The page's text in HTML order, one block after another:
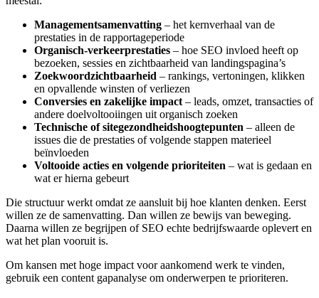
Managementsamenvatting – het kernverhaal van de
prestaties in de rapportageperiode
Organisch-verkeerprestaties – hoe SEO invloed heeft op
bezoeken, sessies en zichtbaarheid van landingspagina’s
Zoekwoordzichtbaarheid – rankings, vertoningen, klikken
en opvallende winsten of verliezen
Conversies en zakelijke impact – leads, omzet, transacties of
andere doelvoltooiingen uit organisch zoeken
Technische of sitegezondheidshoogtepunten – alleen de
issues die de prestaties of volgende stappen materieel
beïnvloeden
Voltooide acties en volgende prioriteiten – wat is gedaan en
wat er hierna gebeurt
Die structuur werkt omdat ze aansluit bij hoe klanten denken. Eerst
willen ze de samenvatting. Dan willen ze bewijs van beweging.
Daarna willen ze begrijpen of SEO echte bedrijfswaarde oplevert en
wat het plan vooruit is.
Om kansen met hoge impact voor aankomend werk te vinden,
gebruik een content gapanalyse om onderwerpen te prioriteren.